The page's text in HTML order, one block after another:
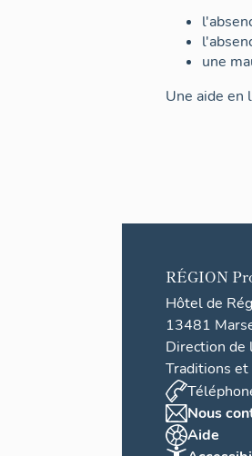
une
Une aide en
RÉGION
Hôtel de
13481
Direction de
Traditions
Nous
Aide